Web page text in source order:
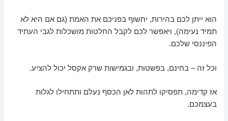
הוא ייתן לכם בהירות, יחשוף בפניכם את האמת (גם אם היא לא
תמיד נעימה), ויאפשר לכם לקבל החלטות מושכלות לגבי העתיד
הפיננסי שלכם.
וכל זה – בחינם, בפשטות, ובגמישות שרק אקסל יכול להציע.
אז קדימה, תפסיקו לתהות לאן הכסף נעלם ותתחילו לגלות
בעצמכם.